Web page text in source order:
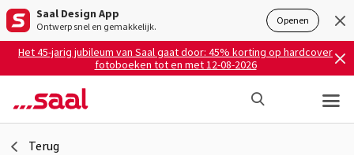
Saal Design App
Ontwerp snel en gemakkelijk. Openen
Het 45-jarig jubileum van Saal gaat door: 45% korting op hardcover
fotoboeken tot en met 12-08-2026
Terug